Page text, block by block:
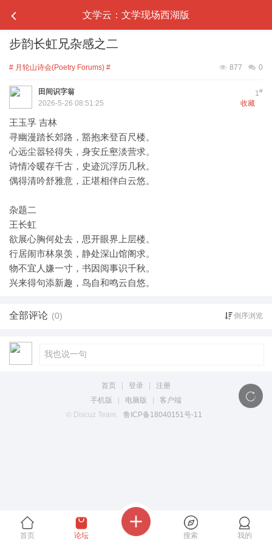
文学云：文学现场西湖版
步韵长虹兄杂感之二
# 月轮山诗会(Poetry Forums) # 0
877
1#
田间识字翁
收藏
2026-5-26 08:51:25
王玉孚 吉林
寻幽漫踏长郊路，豁抱来登百尺楼。
心远尘嚣轻得失，身安丘壑淡营求。
诗情冷暖存千古，史迹沉浮历几秋。
偶得清吟舒雅意，正堪相伴白云悠。
杂题二
王长虹
欲展心胸何处去，思开眼界上层楼。
行居闹市林泉羡，静处深山馆阁求。
物不宜人嫌一寸，书因阅事识千秋。
兴来得句添新趣，鸟自和鸣云自悠。
全部评论 (0) 倒序浏览
首页 登录
注册
手机版
电脑版
客户端
© Discuz Team.
鲁ICP备18040151号-11
首页 论坛 搜索 我的